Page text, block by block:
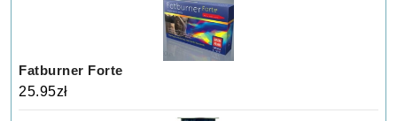
Fatburner Forte
25.95zł